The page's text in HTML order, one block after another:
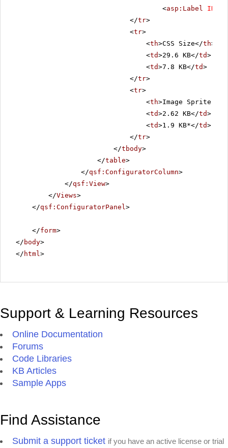
<asp:Label ID
</tr>
<tr>
<th>CSS Size</th>
<td>29.6 KB</td>
<td>7.8 KB</td>
</tr>
<tr>
<th>Image Sprite
<td>2.62 KB</td>
<td>1.9 KB*</td>
</tr>
</tbody>
</table>
</qsf:ConfiguratorColumn>
</qsf:View>
</Views>
</qsf:ConfiguratorPanel>
</form>
</ body>
</ html>
Support & Learning Resources
Online Documentation
Forums
Code Libraries
KB Articles
Sample Apps
Find Assistance
Submit a support ticket if you have an active license or trial